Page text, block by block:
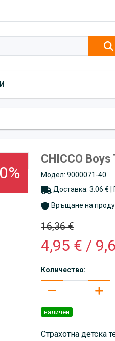
CHICCO
Модел: 9000071-40
Доставка: 3.06 € |
Връщане на
16,36 €
4,95 € /
Количество:
наличен
Страхотна детска